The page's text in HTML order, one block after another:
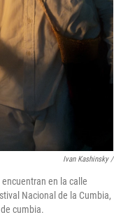
Ivan Kashinsky /
en la calle
Nacional de la Cumbia,
cumbia.